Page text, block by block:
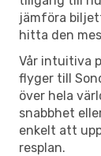
jämföra
hitta den
Vår intuitiva
flyger till
över hela
snabbhet
enkelt att
resplan.